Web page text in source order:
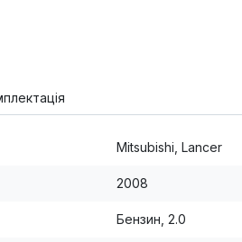
Mitsubishi, Lancer
2008
Бензин, 2.0